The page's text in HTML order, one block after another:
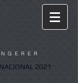
G E R E R
2021